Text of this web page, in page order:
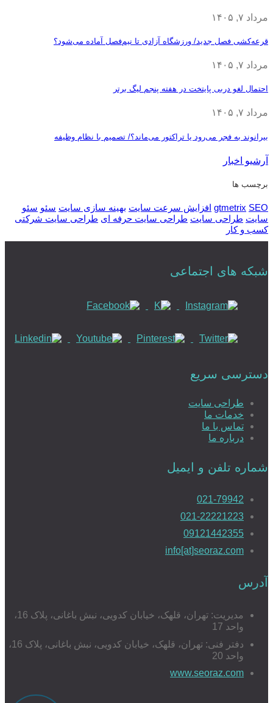
مرداد ۷, ۱۴۰۵
قرعه‎‌کشی فصل جدید/ ورزشگاه آزادی تا نیم‌فصل آماده می‌شود؟
مرداد ۷, ۱۴۰۵
احتمال لغو دربی پایتخت در هفته پنجم لیگ برتر
مرداد ۷, ۱۴۰۵
بیرانوند به فجر می‌رود یا تراکتور می‌ماند؟/ تصمیم با نظام وظیفه
آرشیو اخبار
برچسب ها
gtmetrix SEO افزایش سرعت سایت بهینه سازی سایت سئو سئو
سایت طراحی سایت طراحی سایت حرفه ای طراحی سایت شرکتی
کسب و کار
شبکه های اجتماعی
دسترسی سریع
طراحی سایت
خدمات ما
تماس با ما
درباره ما
شماره تلفن و ایمیل
021-79942
021-22221223
09121442355
info[at]seoraz.com
آدرس
مدیریت: تهران، قلهک، خیابان کدویی، نبش باغانی، پلاک 16،
واحد 17
دفتر فنی: تهران، قلهک، خیابان کدویی، نبش باغانی، پلاک 16،
واحد 20
www.seoraz.com